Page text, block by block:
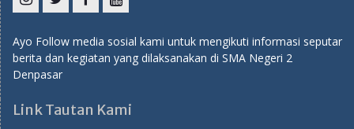
Ayo Follow media sosial kami untuk mengikuti informasi seputar
berita dan kegiatan yang dilaksanakan di SMA Negeri 2
Denpasar
Link Tautan Kami